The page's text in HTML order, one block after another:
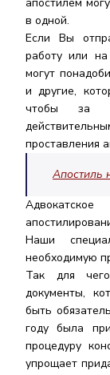
в одной.
Если Вы
работу или
могут
и другие,
чтобы за
проставления
Апостиль
Наши
необходимую
Так для
документы,
быть
году была
процедуру
упрощает